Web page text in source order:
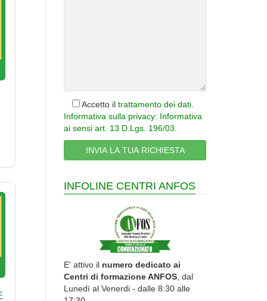
Accetto il trattamento dei dati
Informativa sulla privacy: Informativa
ai sensi art. 13 D.Lgs. 196/03
INFOLINE CENTRI ANFOS
E' attivo il numero dedicato ai
Centri di formazione ANFOS , dal
Lunedì al Venerdi - dalle 8:30 alle